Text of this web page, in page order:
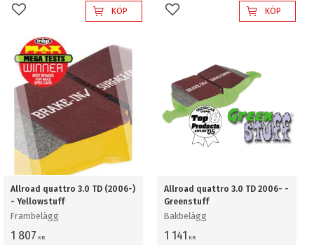
Lägg till i favoriterKÖP Lägg till i favoriterKÖP
Allroad quattro 3.0 TD (2006-)
- Yellowstuff
Frambelägg
1 807 KR
Allroad quattro 3.0 TD 2006- -
Greenstuff
Bakbelägg
1 141 KR